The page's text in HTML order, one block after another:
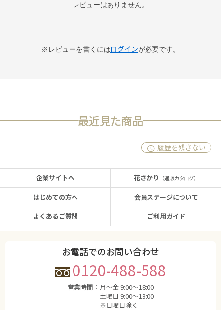
レビューはありません。
※レビューを書くにはログインが必要です。
最近見た商品
履歴を残さない
企業サイトへ
はじめての方へ
よくあるご質問
花さかり （通販カタログ）
会員ステージについて
ご利用ガイド
お電話でのお問い合わせ
0120-488-588
営業時間： 月〜金 9:00〜18:00
土曜日 9:00〜13:00
※日曜日除く